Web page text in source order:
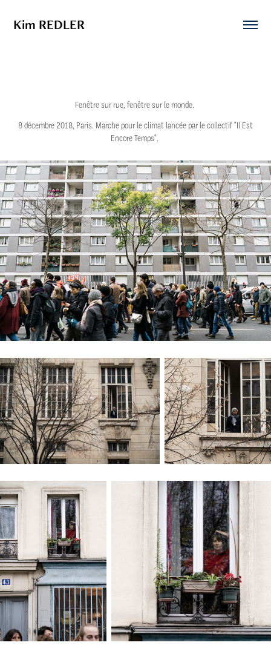
Kim REDLER
Fenêtre sur rue, fenêtre sur le monde.
8 décembre 2018, Paris. Marche pour le climat lancée par le collectif "Il Est
Encore Temps".